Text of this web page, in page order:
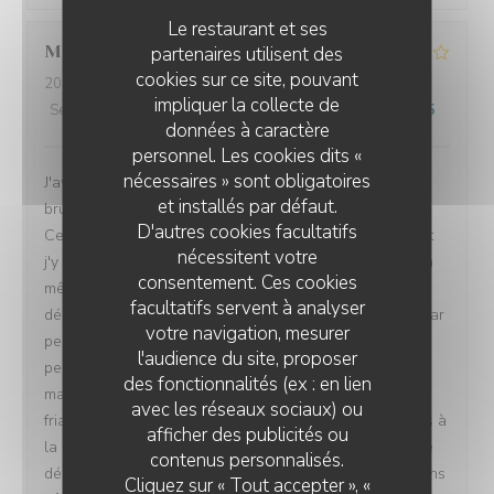
Le restaurant et ses
partenaires utilisent des
cookies sur ce site, pouvant
impliquer la collecte de
données à caractère
personnel. Les cookies dits «
nécessaires » sont obligatoires
et installés par défaut.
D'autres cookies facultatifs
nécessitent votre
consentement. Ces cookies
facultatifs servent à analyser
votre navigation, mesurer
l'audience du site, proposer
des fonctionnalités (ex : en lien
avec les réseaux sociaux) ou
afficher des publicités ou
contenus personnalisés.
Cliquez sur « Tout accepter », «
Marine
2026-07-26
- 12:00 - Couverts 4
Service
Ambiance:4/5 Cuisine: 3/5 Qualité / Prix /5
J'avais l'habitude de venir dans ce restaurant pour le
brunch et j'en gardais toujours un excellent souvenir.
Cela faisait un moment que je n'y étais pas retournée et
j'y suis revenue avec plaisir, convaincue d'y retrouver la
même qualité. Malheureusement, cette fois-ci, la
déception a été totale. Pour un brunch à plus de 30 € par
personne, le choix est devenu extrêmement limité : très
peu de salades, très peu de desserts, des gaufres
manifestement industrielles, simplement réchauffées,
friables et sans aucun goût. L'offre n'est clairement plus à
la hauteur du prix demandé. Le service a également été
décevant. Les tables restaient encombrées et nous avons